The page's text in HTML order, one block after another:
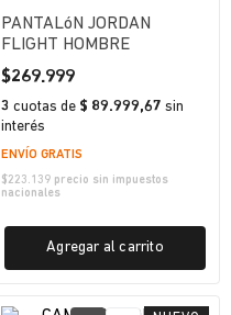
PANTALóN JORDAN
FLIGHT HOMBRE
$269.999
3 cuotas de $ 89.999,67 sin
interés
ENVÍO GRATIS
$223.139 precio sin impuestos
nacionales
Agregar al carrito